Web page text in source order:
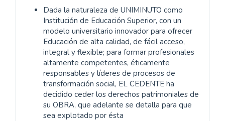
Dada la naturaleza de UNIMINUTO como
Institución de Educación Superior, con un
modelo universitario innovador para ofrecer
Educación de alta calidad, de fácil acceso,
integral y flexible; para formar profesionales
altamente competentes, éticamente
responsables y líderes de procesos de
transformación social, EL CEDENTE ha
decidido ceder los derechos patrimoniales de
su OBRA, que adelante se detalla para que
sea explotado por ésta